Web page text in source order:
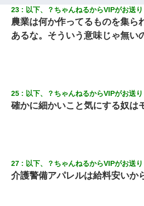
23 以下、？ちゃんねるからVIPがお送
農業は何か作ってるものを集ら
あるな。そういう意味じゃ無い
25 以下、？ちゃんねるからVIPがお送
確かに細かいこと気にする奴は
27 以下、？ちゃんねるからVIPがお送
介護警備アパレルは給料安いか